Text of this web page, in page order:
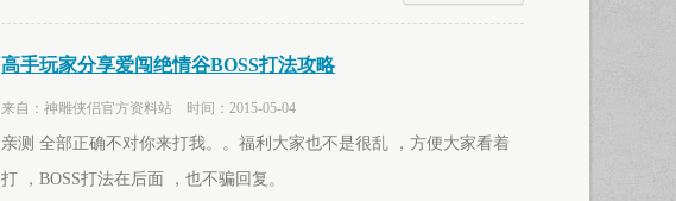
高手玩家分享爱闯绝情谷BOSS打法攻略
来自：神雕侠侣官方资料站 时间：2015-05-04
亲测 全部正确不对你来打我。。福利大家也不是很乱 ，方便大家看着
打 ，BOSS打法在后面 ，也不骗回复。